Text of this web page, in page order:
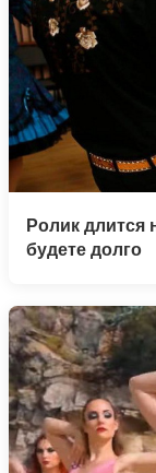
Ролик длится
будете долго